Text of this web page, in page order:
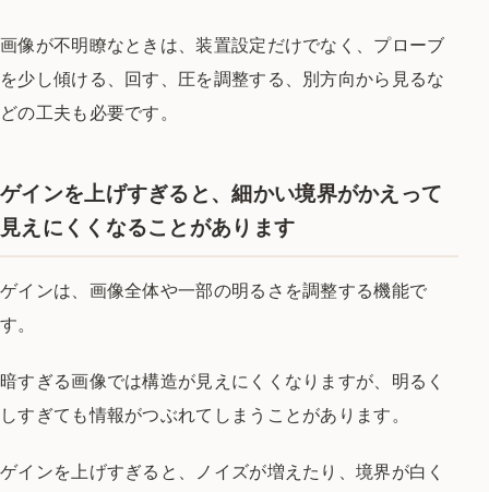
画像が不明瞭なときは、装置設定だけでなく、プローブ
を少し傾ける、回す、圧を調整する、別方向から見るな
どの工夫も必要です。
ゲインを上げすぎると、細かい境界がかえって
見えにくくなることがあります
ゲインは、画像全体や一部の明るさを調整する機能で
す。
暗すぎる画像では構造が見えにくくなりますが、明るく
しすぎても情報がつぶれてしまうことがあります。
ゲインを上げすぎると、ノイズが増えたり、境界が白く